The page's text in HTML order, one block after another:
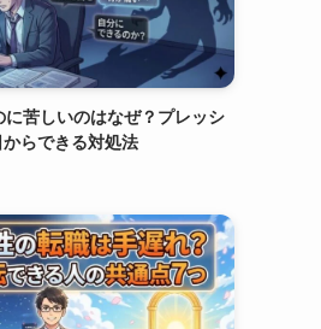
苦しいのはなぜ？プレッシ
らできる対処法